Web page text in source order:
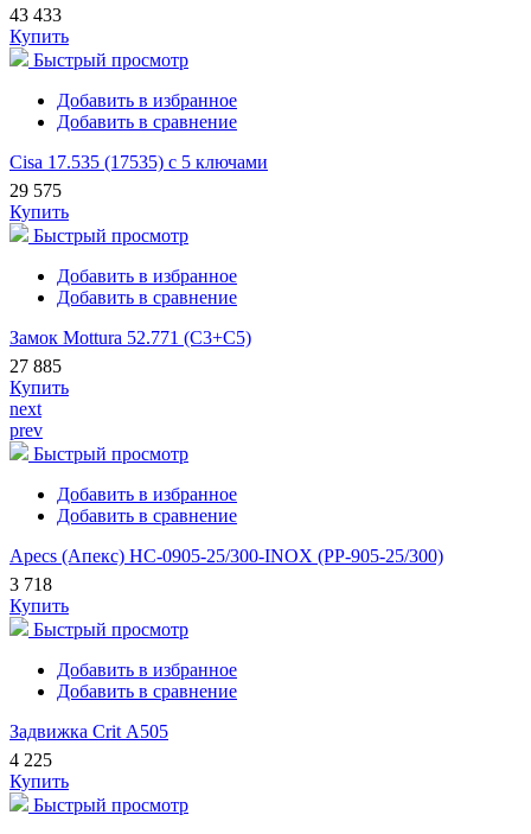
43 433
Купить
Быстрый просмотр
Добавить в избранное
Добавить в сравнение
Cisa 17.535 (17535) с 5 ключами
29 575
Купить
Быстрый просмотр
Добавить в избранное
Добавить в сравнение
Замок Mottura 52.771 (С3+С5)
27 885
Купить
next
prev
Быстрый просмотр
Добавить в избранное
Добавить в сравнение
Apecs (Апекс) HC-0905-25/300-INOX (PP-905-25/300)
3 718
Купить
Быстрый просмотр
Добавить в избранное
Добавить в сравнение
Задвижка Crit А505
4 225
Купить
Быстрый просмотр